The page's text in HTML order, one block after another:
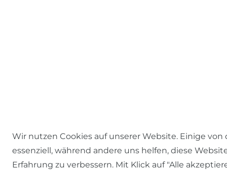
Wir nutzen Cookies auf unserer Website. Einige von
essenziell, während andere uns helfen, diese
Erfahrung zu verbessern. Mit Klick auf "Alle